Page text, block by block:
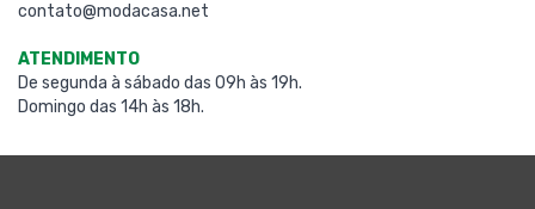
contato@modacasa.net
ATENDIMENTO
De segunda à sábado das 09h às 19h.
Domingo das 14h às 18h.